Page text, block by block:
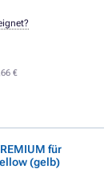
€
für
(gelb)